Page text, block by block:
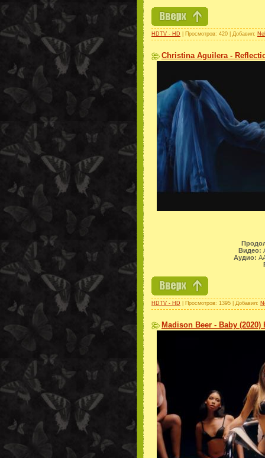
HDTV - HD | Просмотров: 420 | Добавил:
Christina Aguilera -
Видео:
Аудио:
HDTV - HD | Просмотров: 1395 | Добавил:
Madison Beer - Baby (2020)